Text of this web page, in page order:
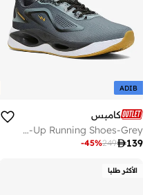
ADIB
كامبس
Men Rodri Bubble Yoga Max Lace-Up Running Shoes-Grey
139
249
-45%
الأكثر طلبا